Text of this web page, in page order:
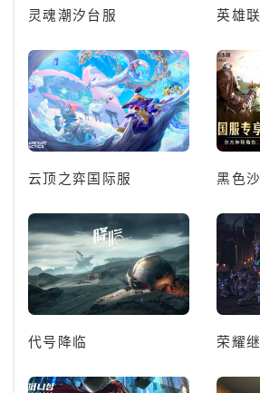
灵魂潮汐台服 英雄
云顶之弈国际服 黑色
代号降临 荣耀